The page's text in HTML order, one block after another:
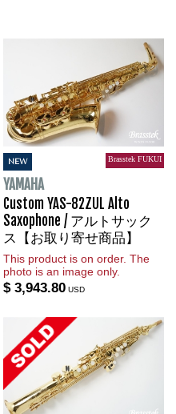
NEW Brasstek FUKUI
YAMAHA
Custom YAS-82ZUL Alto
Saxophone / アルトサック
ス【お取り寄せ商品】
This product is on order. The
photo is an image only.
$ 3,943.80USD